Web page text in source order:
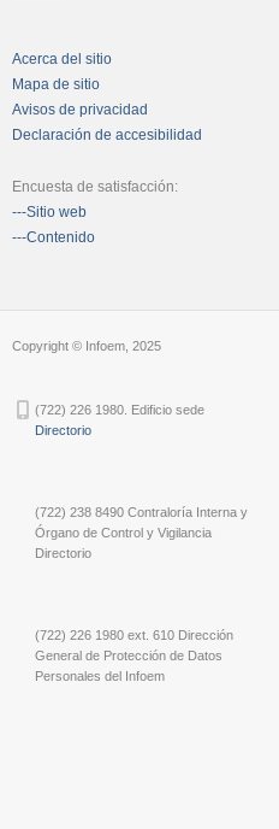
Acerca del sitio
Mapa de sitio
Avisos de privacidad
Declaración de accesibilidad
Encuesta de satisfacción:
---Sitio web
---Contenido
Copyright © Infoem, 2025
(722) 226 1980. Edificio sede
Directorio
(722) 238 8490 Contraloría Interna y
Órgano de Control y Vigilancia
Directorio
(722) 226 1980 ext. 610 Dirección
General de Protección de Datos
Personales del Infoem